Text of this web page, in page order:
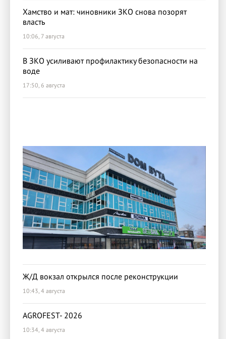
Хамство и мат: чиновники ЗКО снова позорят
власть
10:06, 7 августа
В ЗКО усиливают профилактику безопасности на
воде
17:50, 6 августа
Ж/Д вокзал открылся после реконструкции
10:43, 4 августа
AGROFEST- 2026
10:34, 4 августа